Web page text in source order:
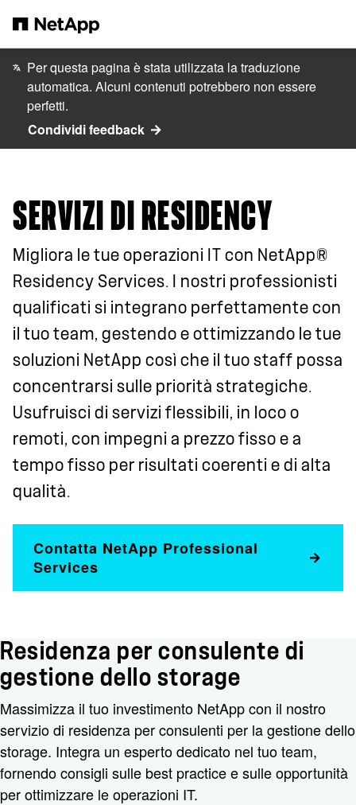
Per questa pagina è stata utilizzata la traduzione
automatica. Alcuni contenuti potrebbero non essere
perfetti.
Condividi feedback
SERVIZI DI RESIDENCY
Migliora le tue operazioni IT con NetApp®
Residency Services. I nostri professionisti
qualificati si integrano perfettamente con
il tuo team, gestendo e ottimizzando le tue
soluzioni NetApp così che il tuo staff possa
concentrarsi sulle priorità strategiche.
Usufruisci di servizi flessibili, in loco o
remoti, con impegni a prezzo fisso e a
tempo fisso per risultati coerenti e di alta
qualità.
Contatta NetApp Professional
Services
Residenza per consulente di
gestione dello storage
Massimizza il tuo investimento NetApp con il nostro
servizio di residenza per consulenti per la gestione dello
storage. Integra un esperto dedicato nel tuo team,
fornendo consigli sulle best practice e sulle opportunità
per ottimizzare le operazioni IT.